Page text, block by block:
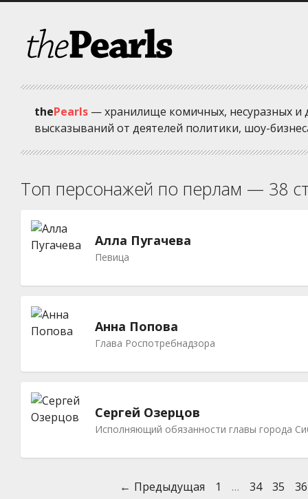
thePearls — хранилище комичных, несуразных и
высказываний от деятелей политики, шоу-
Топ персонажей по перлам — 38
Алла Пугачева
Певица
Анна Попова
Глава Роспотребнадзора
Сергей Озерцов
Исполняющий обязанности главы города
Предыдущая 1 … 34 35 36